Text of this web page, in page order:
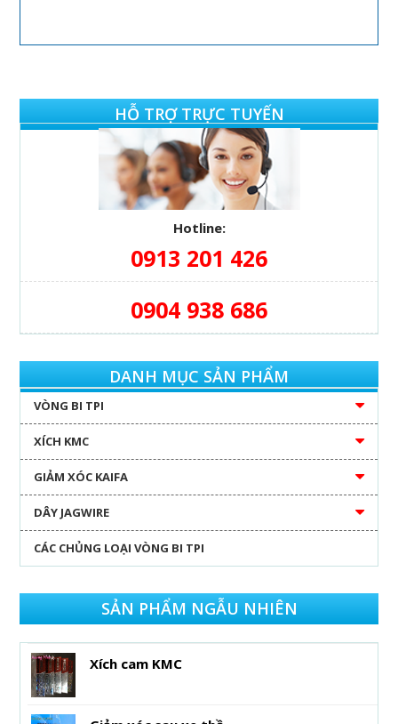
HỖ TRỢ TRỰC TUYẾN
Hotline:
0913 201 426
0904 938 686
DANH MỤC SẢN PHẨM
VÒNG BI TPI
XÍCH KMC
GIẢM XÓC KAIFA
DÂY JAGWIRE
CÁC CHỦNG LOẠI VÒNG BI TPI
SẢN PHẨM NGẪU NHIÊN
Xích cam KMC